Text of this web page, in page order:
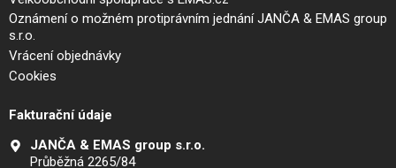
Oznámení o možném protiprávním jednání JANČA & EMAS group
s.r.o.
Vrácení objednávky
Cookies
Fakturační údaje
JANČA & EMAS group s.r.o.
Průběžná 2265/84